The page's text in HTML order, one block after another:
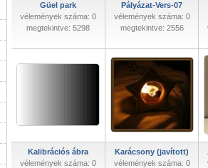
Güel park
vélemények száma: 0
megtekintve: 5298
Pályázat-Vers-07
vélemények száma: 0
megtekintve: 2556
Kalibrációs ábra
vélemények száma: 0
Karácsony (javított)
vélemények száma: 0